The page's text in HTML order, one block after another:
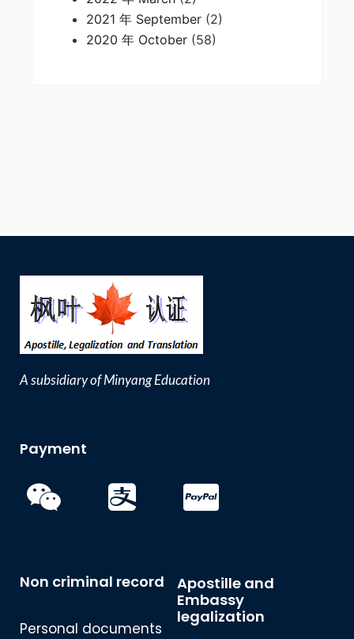
2021 年 September (2)
2020 年 October (58)
A subsidiary of Minyang Education
Payment
Non criminal record
Personal documents
Apostille and
Embassy
legalization